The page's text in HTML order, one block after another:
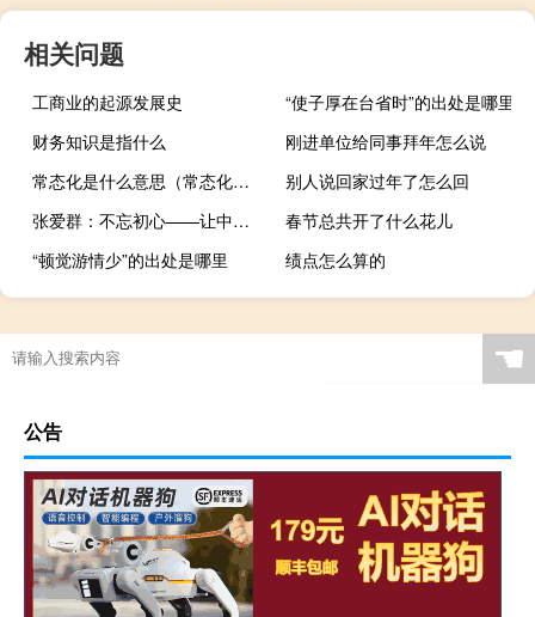
相关问题
工商业的起源发展史
“使子厚在台省时”的出处是哪里
财务知识是指什么
刚进单位给同事拜年怎么说
常态化是什么意思（常态化是什么意思）
别人说回家过年了怎么回
张爱群：不忘初心——让中国汽车走遍全世界
春节总共开了什么花儿
“顿觉游情少”的出处是哪里
绩点怎么算的
定襄县久发锻造有限公司(关于定襄县久发锻造有限公司简述)
☚
公告